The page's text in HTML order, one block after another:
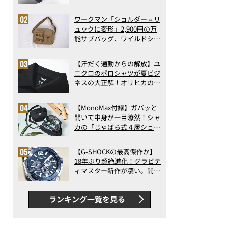
ト3】（2026年6月版）
ワークマン「ショルダー⇔リ
ュックに変形」2,900円の万
能サブバッグ、ワイルドシン
記事ランキングベスト3】
（2026年6月版）
【汗だく通勤からの解放】ユ
ニクロのポロシャツが夏ビジ
ネスの大正解！オリヒカの透
アの実力
【MonoMax付録】ガバッと
開いて中身が一目瞭然！シャ
カの「じゃばら式４層ショル
った！
【G-SHOCKの最高傑作か】
18年ぶり超絶進化！グラビテ
ィマスター新作が凄い。開発
新ムーブメントの衝撃
ランキング一覧を見る